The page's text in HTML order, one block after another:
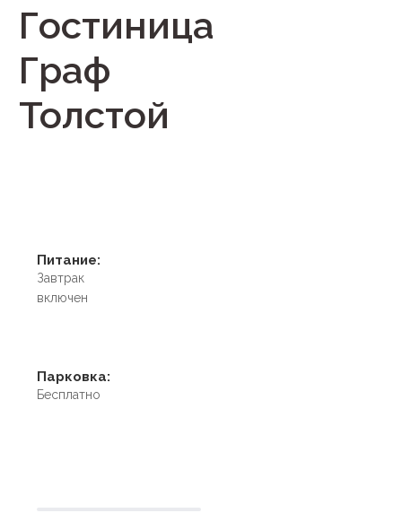
Гостиница
Граф
Толстой
Питание:
Завтрак
включен
Парковка:
Бесплатно